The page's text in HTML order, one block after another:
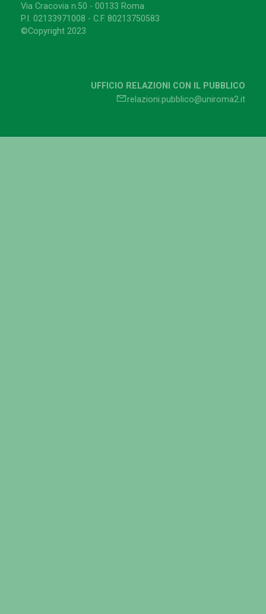
Via Cracovia n.50 - 00133 Roma
P.I. 02133971008 - C.F. 80213750583
©Copyright 2023
UFFICIO RELAZIONI CON IL PUBBLICO
relazioni.pubblico@uniroma2.it